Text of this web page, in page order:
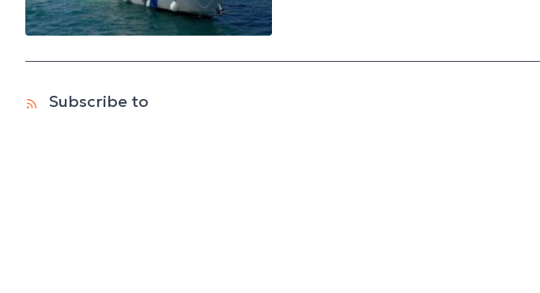
Subscribe to